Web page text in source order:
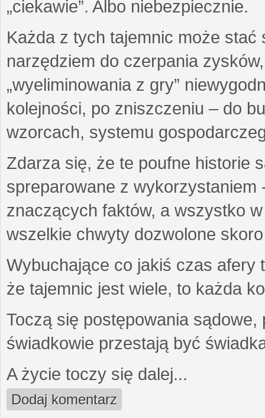
„ciekawie”. Albo niebezpiecznie.
Każda z tych tajemnic może
narzędziem do czerpania
„wyeliminowania z gry”
kolejności, po zniszczeniu – do
wzorcach, systemu
Zdarza się, że te poufne historie
spreparowane z wykorzystaniem
znaczących faktów, a wszystko
wszelkie chwyty dozwolone
Wybuchające co jakiś czas afery
że tajemnic jest wiele, to każda
Toczą się postępowania
świadkowie przestają być
A życie toczy się dalej...
Dodaj komentarz